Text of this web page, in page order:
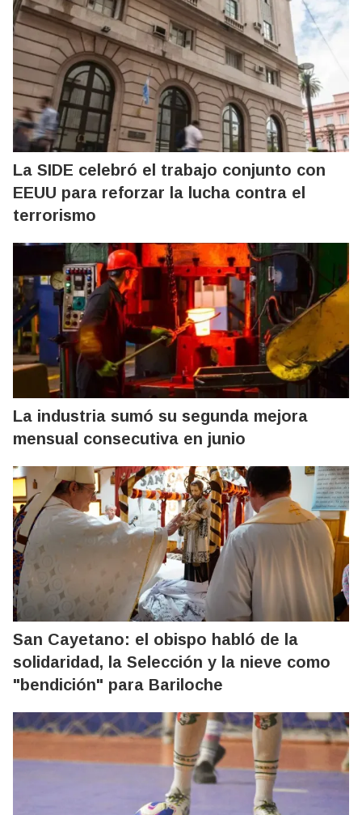
La SIDE celebró el trabajo conjunto con
EEUU para reforzar la lucha contra el
terrorismo
La industria sumó su segunda mejora
mensual consecutiva en junio
San Cayetano: el obispo habló de la
solidaridad, la Selección y la nieve como
"bendición" para Bariloche